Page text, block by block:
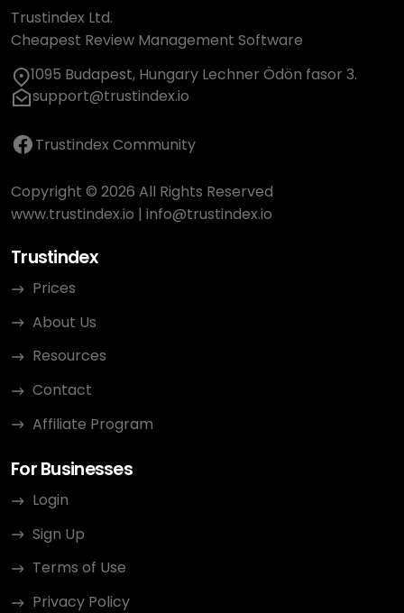
Trustindex Ltd.
Cheapest Review Management Software
1095 Budapest, Hungary Lechner Ödön fasor 3.
support@trustindex.io
Trustindex Community
Copyright © 2026 All Rights Reserved
www.trustindex.io | info@trustindex.io
Trustindex
Prices
About Us
Resources
Contact
Affiliate Program
For Businesses
Login
Sign Up
Terms of Use
Privacy Policy